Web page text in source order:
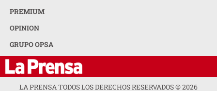
PREMIUM
OPINION
GRUPO OPSA
LA PRENSA TODOS LOS DERECHOS RESERVADOS ©2026